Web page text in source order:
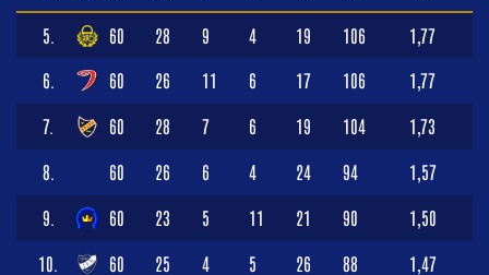
5. 60 28 9 4 19 106 1,77
6. 60 26 11 6 17 106 1,77
7. 60 28 7 6 19 104 1,73
8. 60 26 6 4 24 94 1,57
9. 60 23 5 11 21 90 1,50
10. 60 25 4 5 26 88 1,47